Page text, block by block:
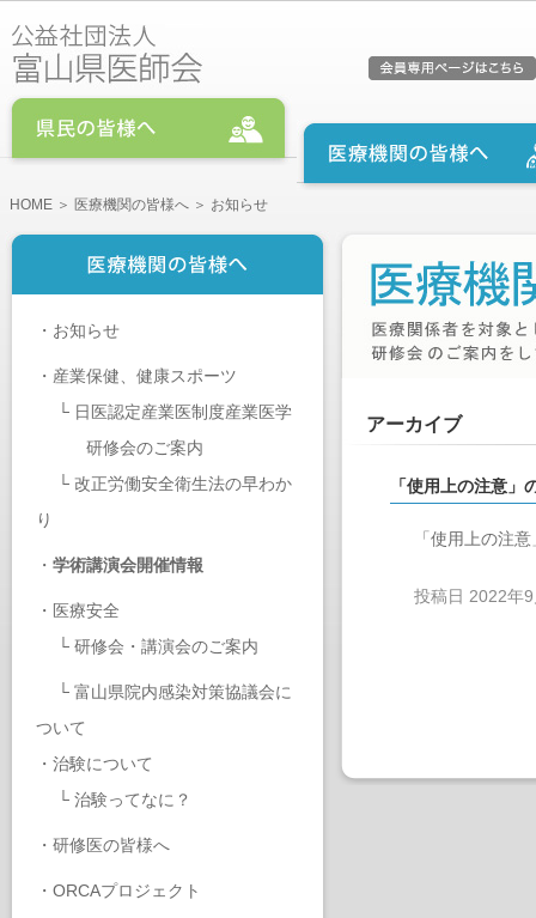
HOME ＞ 医療機関の皆様へ ＞ お知らせ
・ お知らせ
・ 産業保健、健康スポーツ
└ 日医認定産業医制度産業医学
研修会のご案内
└ 改正労働安全衛生法の早わか
り
・ 学術講演会開催情報
・ 医療安全
└ 研修会・講演会のご案内
└ 富山県院内感染対策協議会に
ついて
・ 治験について
└ 治験ってなに？
・ 研修医の皆様へ
・ ORCAプロジェクト
アーカイブ
「使用上の注意」
「使用上の注
投稿日 2022年